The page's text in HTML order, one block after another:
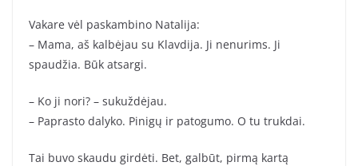
Vakare vėl paskambino Natalija:
– Mama, aš kalbėjau su Klavdija. Ji nenurims. Ji
spaudžia. Būk atsargi.
– Ko ji nori? – sukuždėjau.
– Paprasto dalyko. Pinigų ir patogumo. O tu trukdai.
Tai buvo skaudu girdėti. Bet, galbūt, pirmą kartą